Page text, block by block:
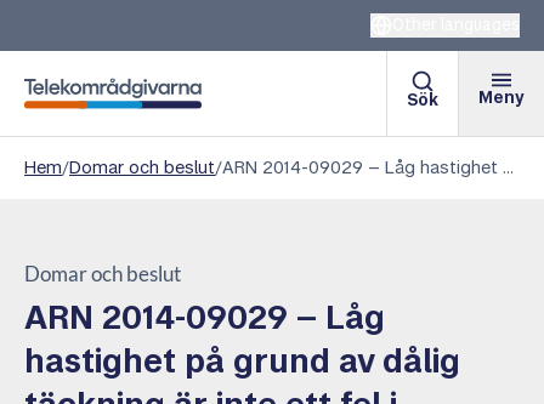
Telekområdgivarna
Sök Meny
Hem/Domar och beslut/ ARN 2014-09029 – Låg hastighet på grund av dålig täckning är inte ett fel i tjänsten
Domar och beslut
ARN 2014-09029 – Låg
hastighet på grund av dålig